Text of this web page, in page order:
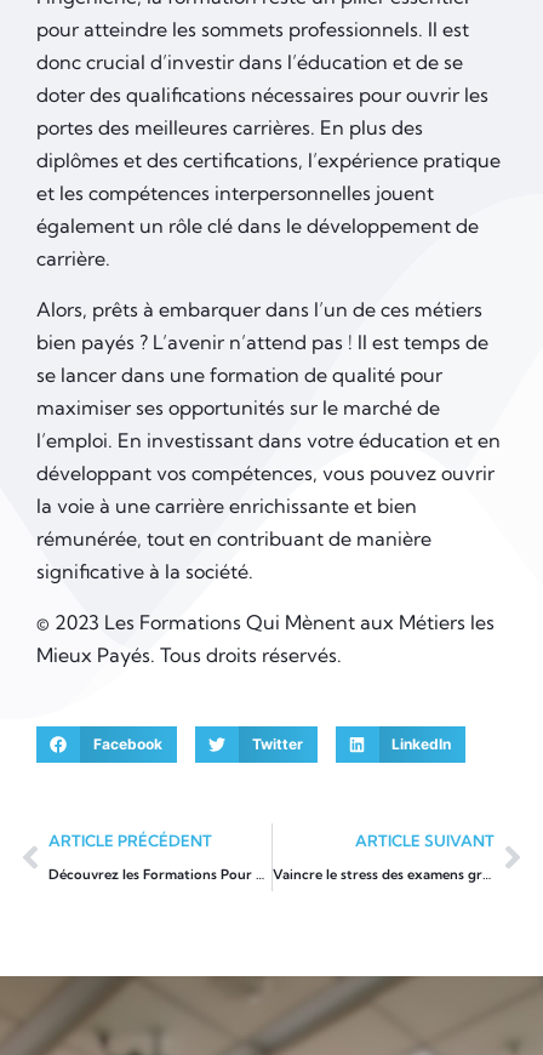
pour atteindre les sommets professionnels. Il est
donc crucial d’investir dans l’éducation et de se
doter des qualifications nécessaires pour ouvrir les
portes des meilleures carrières. En plus des
diplômes et des certifications, l’expérience pratique
et les compétences interpersonnelles jouent
également un rôle clé dans le développement de
carrière.
Alors, prêts à embarquer dans l’un de ces métiers
bien payés ? L’avenir n’attend pas ! Il est temps de
se lancer dans une formation de qualité pour
maximiser ses opportunités sur le marché de
l’emploi. En investissant dans votre éducation et en
développant vos compétences, vous pouvez ouvrir
la voie à une carrière enrichissante et bien
rémunérée, tout en contribuant de manière
significative à la société.
© 2023 Les Formations Qui Mènent aux Métiers les
Mieux Payés. Tous droits réservés.
Facebook Twitter LinkedIn
ARTICLE PRÉCÉDENT
Découvrez les Formations Pour Épanouir Vos Talents Créatifs et Artistiques
ARTICLE SUIVANT
Vaincre le stress des examens grâce à l’hypnose : Guide de survie pour les étudiants.